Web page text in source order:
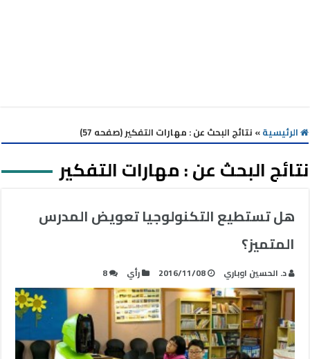
الرئيسية» نتائج البحث عن : مهارات التفكير (صفحه 57)
نتائج البحث عن :مهارات التفكير
هل تستطيع التكنولوجيا تعويض المدرس
المتميز؟
د. الحسين اوباري 2016/11/08 رأي 8